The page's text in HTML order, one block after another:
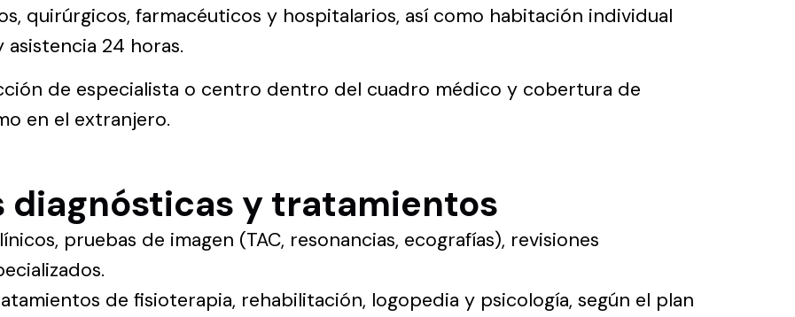
quirúrgicos, farmacéuticos y hospitalarios, así como habitación individual
24 horas.
de especialista o centro dentro del cuadro médico y cobertura de
en el extranjero.
diagnósticas y tratamientos
pruebas de imagen (TAC, resonancias, ecografías), revisiones
de fisioterapia, rehabilitación, logopedia y psicología, según el plan